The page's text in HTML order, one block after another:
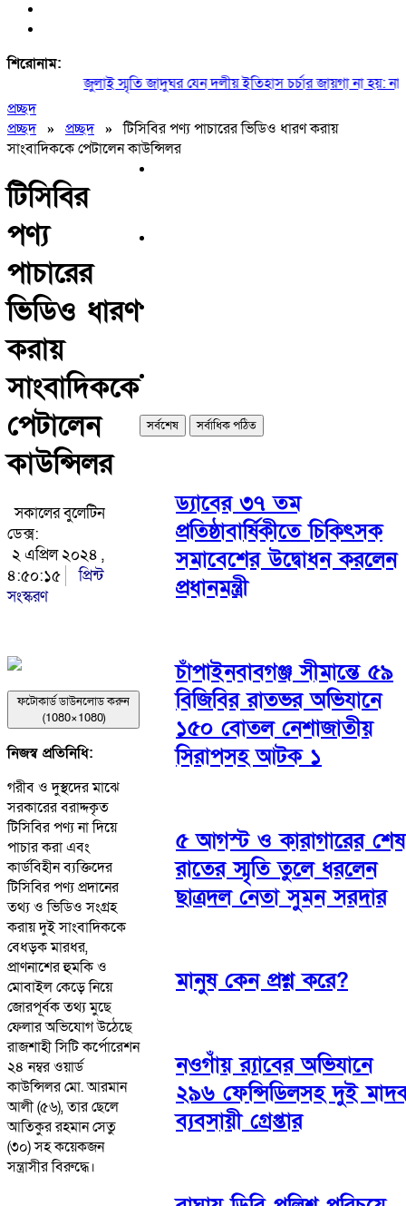
শিরোনাম:
জুলাই স্মৃতি জাদুঘর যেন দলীয় ইতিহাস চর্চার জায়গা না হয়:
প্রচ্ছদ
প্রচ্ছদ» প্রচ্ছদ»টিসিবির পণ্য পাচারের ভিডিও ধারণ করায়
সাংবাদিককে পেটালেন কাউন্সিলর
টিসিবির
পণ্য
পাচারের
ভিডিও ধারণ
করায়
সাংবাদিককে
পেটালেন
কাউন্সিলর
সকালের বুলেটিন
ডেক্স:
২ এপ্রিল ২০২৪ ,
৪:৫০:১৫
প্রিন্ট
সংস্করণ
ফটোকার্ড ডাউনলোড করুন
(1080×1080)
নিজস্ব প্রতিনিধি:
গরীব ও দুস্থদের মাঝে
সরকারের বরাদ্দকৃত
টিসিবির পণ্য না দিয়ে
পাচার করা এবং
কার্ডবিহীন ব্যক্তিদের
টিসিবির পণ্য প্রদানের
তথ্য ও ভিডিও সংগ্রহ
করায় দুই সাংবাদিককে
বেধড়ক মারধর,
প্রাণনাশের হুমকি ও
মোবাইল কেড়ে নিয়ে
জোরপূর্বক তথ্য মুছে
ফেলার অভিযোগ উঠেছে
রাজশাহী সিটি কর্পোরেশন
২৪ নম্বর ওয়ার্ড
কাউন্সিলর মো. আরমান
আলী (৫৬), তার ছেলে
আতিকুর রহমান সেতু
(৩০) সহ কয়েকজন
সন্ত্রাসীর বিরুদ্ধে।
সর্বশেষ সর্বাধিক পঠিত
ড্যাবের ৩৭ তম
প্রতিষ্ঠাবার্ষিকীতে চিকিৎসক
সমাবেশের উদ্বোধন করলেন
প্রধানমন্ত্রী
চাঁপাইনবাবগঞ্জ সীমান্তে ৫৯
বিজিবির রাতভর অভিযানে
১৫০ বোতল নেশাজাতীয়
সিরাপসহ আটক ১
৫ আগস্ট ও কারাগারের শেষ
রাতের স্মৃতি তুলে ধরলেন
ছাত্রদল নেতা সুমন সরদার
মানুষ কেন প্রশ্ন করে?
নওগাঁয় র‌্যাবের অভিযানে
২৯৬ ফেন্সিডিলসহ দুই
ব্যবসায়ী গ্রেপ্তার